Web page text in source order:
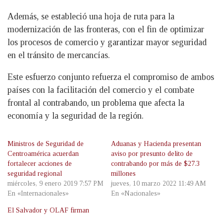
Además, se estableció una hoja de ruta para la
modernización de las fronteras, con el fin de optimizar
los procesos de comercio y garantizar mayor seguridad
en el tránsito de mercancías.
Este esfuerzo conjunto refuerza el compromiso de ambos
países con la facilitación del comercio y el combate
frontal al contrabando, un problema que afecta la
economía y la seguridad de la región.
Ministros de Seguridad de
Centroamérica acuerdan
fortalecer acciones de
seguridad regional
miércoles, 9 enero 2019 7:57 PM
En «Internacionales»
Aduanas y Hacienda presentan
aviso por presunto delito de
contrabando por más de $27.3
millones
jueves, 10 marzo 2022 11:49 AM
En «Nacionales»
El Salvador y OLAF firman